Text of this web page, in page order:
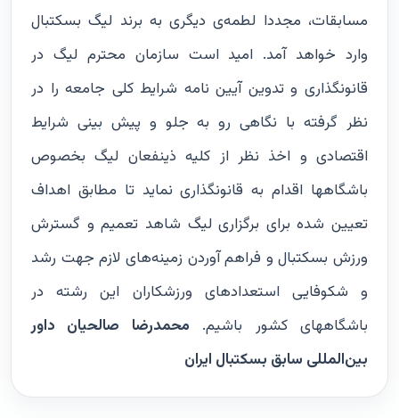
مسابقات، مجددا لطمه‌ی دیگری به برند لیگ بسکتبال
وارد خواهد آمد. امید است سازمان محترم لیگ در
قانونگذاری و تدوین آیین نامه شرایط کلی جامعه را در
نظر گرفته با نگاهی رو به جلو و پیش بینی شرایط
اقتصادی و اخذ نظر از کلیه ذینفعان لیگ بخصوص
باشگاهها اقدام به قانونگذاری نماید تا مطابق اهداف
تعیین شده برای برگزاری لیگ شاهد تعمیم و گسترش
ورزش بسکتبال و فراهم آوردن زمینه‌های لازم جهت رشد
و شکوفایی استعدادهای ورزشکاران این رشته در
باشگاههای کشور باشیم. محمدرضا صالحیان داور
بین‌المللی سابق بسکتبال ایران